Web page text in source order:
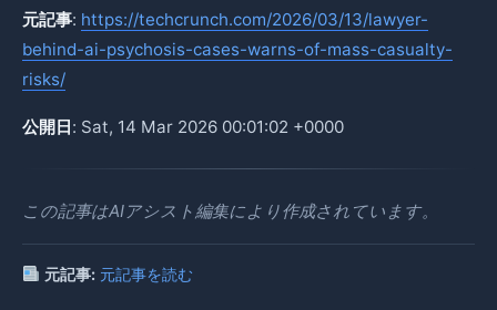
元記事: https://techcrunch.com/2026/03/13/lawyer-
behind-ai-psychosis-cases-warns-of-mass-casualty-
risks/
公開日: Sat, 14 Mar 2026 00:01:02 +0000
この記事はAIアシスト編集により作成されています。
元記事: 元記事を読む